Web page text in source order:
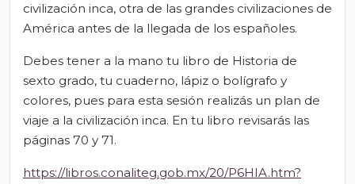
civilización inca, otra de las grandes civilizaciones de
América antes de la llegada de los españoles.
Debes tener a la mano tu libro de Historia de
sexto grado, tu cuaderno, lápiz o bolígrafo y
colores, pues para esta sesión realizás un plan de
viaje a la civilización inca. En tu libro revisarás las
páginas 70 y 71.
https://libros.conaliteg.gob.mx/20/P6HIA.htm?